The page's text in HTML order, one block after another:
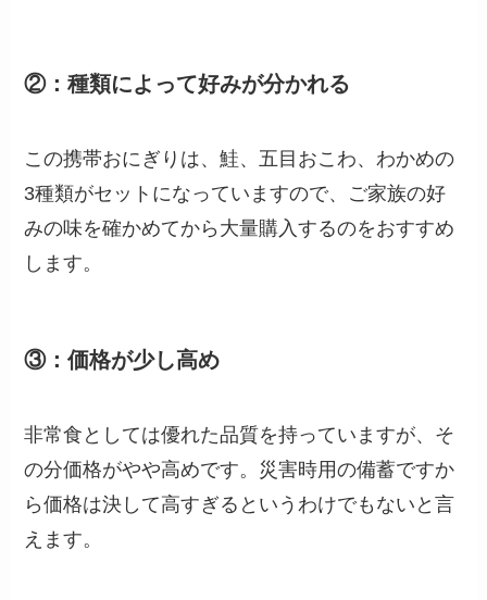
②：種類によって好みが分かれる
この携帯おにぎりは、鮭、五目おこわ、わかめの
3種類がセットになっていますので、ご家族の好
みの味を確かめてから大量購入するのをおすすめ
します。
③：価格が少し高め
非常食としては優れた品質を持っていますが、そ
の分価格がやや高めです。災害時用の備蓄ですか
ら価格は決して高すぎるというわけでもないと言
えます。